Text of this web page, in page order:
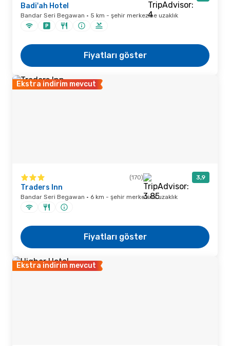
Badi'ah Hotel
Bandar Seri Begawan · 5 km - şehir merkezine uzaklık
Fiyatları göster
Ekstra indirim mevcut
(170) 3,9
Traders Inn
Bandar Seri Begawan · 6 km - şehir merkezine uzaklık
Fiyatları göster
Ekstra indirim mevcut